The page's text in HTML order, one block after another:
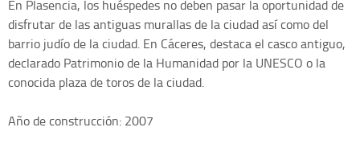
En Plasencia, los huéspedes no deben pasar la oportunidad de
disfrutar de las antiguas murallas de la ciudad así como del
barrio judío de la ciudad. En Cáceres, destaca el casco antiguo,
declarado Patrimonio de la Humanidad por la UNESCO o la
conocida plaza de toros de la ciudad.
Año de construcción: 2007